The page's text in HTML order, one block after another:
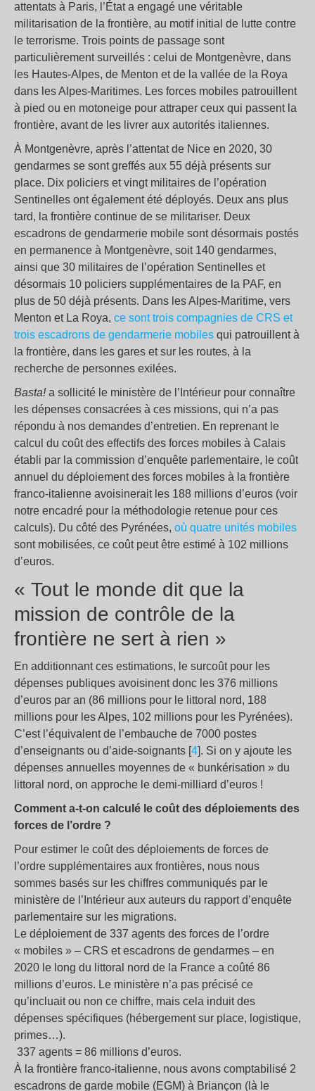
attentats à Paris, l’État a engagé une véritable
militarisation de la frontière, au motif initial de lutte contre
le terrorisme. Trois points de passage sont
particulièrement surveillés : celui de Montgenèvre, dans
les Hautes-Alpes, de Menton et de la vallée de la Roya
dans les Alpes-Maritimes. Les forces mobiles patrouillent
à pied ou en motoneige pour attraper ceux qui passent la
frontière, avant de les livrer aux autorités italiennes.
À Montgenèvre, après l’attentat de Nice en 2020, 30
gendarmes se sont greffés aux 55 déjà présents sur
place. Dix policiers et vingt militaires de l’opération
Sentinelles ont également été déployés. Deux ans plus
tard, la frontière continue de se militariser. Deux
escadrons de gendarmerie mobile sont désormais postés
en permanence à Montgenèvre, soit 140 gendarmes,
ainsi que 30 militaires de l’opération Sentinelles et
désormais 10 policiers supplémentaires de la PAF, en
plus de 50 déjà présents. Dans les Alpes-Maritime, vers
Menton et La Roya, ce sont trois compagnies de CRS et
trois escadrons de gendarmerie mobiles qui patrouillent à
la frontière, dans les gares et sur les routes, à la
recherche de personnes exilées.
Basta!a sollicité le ministère de l’Intérieur pour connaître
les dépenses consacrées à ces missions, qui n’a pas
répondu à nos demandes d’entretien. En reprenant le
calcul du coût des effectifs des forces mobiles à Calais
établi par la commission d’enquête parlementaire, le coût
annuel du déploiement des forces mobiles à la frontière
franco-italienne avoisinerait les 188 millions d’euros (voir
notre encadré pour la méthodologie retenue pour ces
calculs). Du côté des Pyrénées, où quatre unités mobiles
sont mobilisées, ce coût peut être estimé à 102 millions
d’euros.
« Tout le monde dit que la
mission de contrôle de la
frontière ne sert à rien »
En additionnant ces estimations, le surcoût pour les
dépenses publiques avoisinent donc les 376 millions
d’euros par an (86 millions pour le littoral nord, 188
millions pour les Alpes, 102 millions pour les Pyrénées).
C’est l’équivalent de l’embauche de 7000 postes
d’enseignants ou d’aide-soignants [4]. Si on y ajoute les
dépenses annuelles moyennes de « bunkérisation » du
littoral nord, on approche le demi-milliard d’euros !
Comment a-t-on calculé le coût des déploiements des
forces de l’ordre ?
Pour estimer le coût des déploiements de forces de
l’ordre supplémentaires aux frontières, nous nous
sommes basés sur les chiffres communiqués par le
ministère de l’Intérieur aux auteurs du rapport d’enquête
parlementaire sur les migrations.
Le déploiement de 337 agents des forces de l’ordre
« mobiles » – CRS et escadrons de gendarmes – en
2020 le long du littoral nord de la France a coûté 86
millions d’euros. Le ministère n’a pas précisé ce
qu’incluait ou non ce chiffre, mais cela induit des
dépenses spécifiques (hébergement sur place, logistique,
primes…).
337 agents = 86 millions d’euros.
À la frontière franco-italienne, nous avons comptabilisé 2
escadrons de garde mobile (EGM) à Briançon (là le